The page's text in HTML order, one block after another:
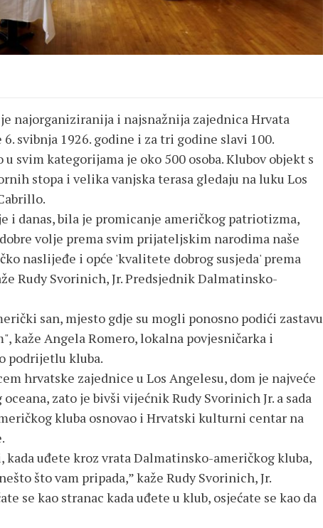
najorganiziranija i najsnažnija zajednica Hrvata
svibnja 1926. godine i za tri godine slavi 100.
svim kategorijama je oko 500 osoba. Klubov objekt s
stopa i velika vanjska terasa gledaju na luku Los
i danas, bila je promicanje američkog patriotizma,
volje prema svim prijateljskim narodima naše
naslijeđe i opće 'kvalitete dobrog susjeda' prema
Rudy Svorinich, Jr. Predsjednik Dalmatinsko-
san, mjesto gdje su mogli ponosno podići zastavu
kaže Angela Romero, lokalna povjesničarka i
podrijetlu kluba.
hrvatske zajednice u Los Angelesu, dom je najveće
zato je bivši vijećnik Rudy Svorinich Jr. a sada
kluba osnovao i Hrvatski kulturni centar na
kada uđete kroz vrata Dalmatinsko-američkog kluba,
što vam pripada,” kaže Rudy Svorinich, Jr.
se kao stranac kada uđete u klub, osjećate se kao da